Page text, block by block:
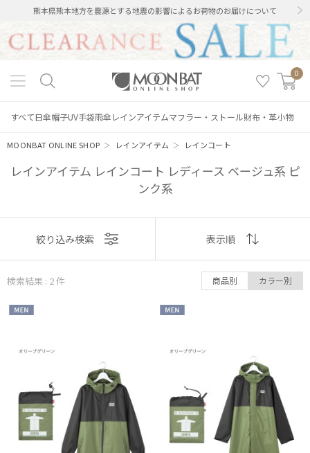
熊本県熊本地方を震源とする地震の影響によるお荷物のお届けについて
0
すべて日傘帽子UV手袋雨傘 レインアイテムマフラー・ストール財布・革小物
MOONBAT ONLINE SHOP ＞ レインアイテム ＞ レインコート
レインアイテム レインコート レディース ベージュ系 ピ
ンク系
絞り込み
メンズ
カテゴリー
ブランド
傘機能
表示
おすすめ
価格の高い
価格の低い
順
人気順
絞り込み検索 表示順
検索結果 : 2件 商品別 カラー別